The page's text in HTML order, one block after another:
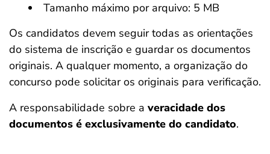
Tamanho máximo por arquivo: 5 MB
Os candidatos devem seguir todas as orientações
do sistema de inscrição e guardar os documentos
originais. A qualquer momento, a organização do
concurso pode solicitar os originais para verificação.
A responsabilidade sobre a veracidade dos
documentos é exclusivamente do candidato.